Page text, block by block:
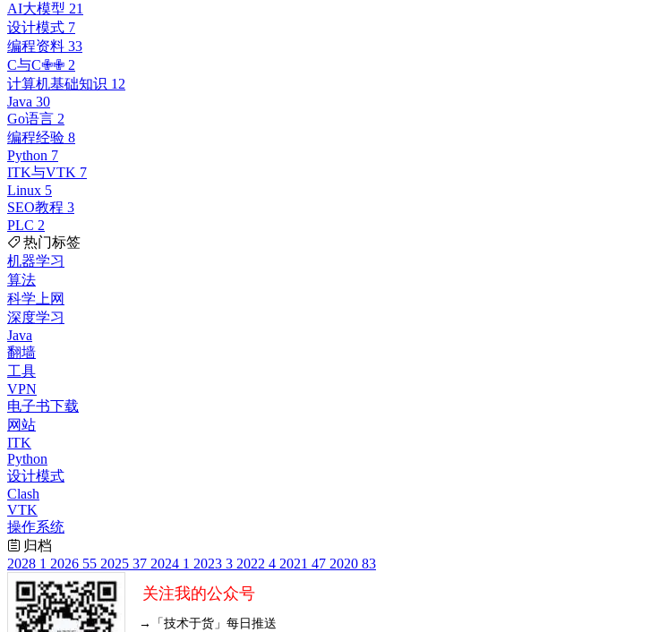
AI大模型 21
设计模式 7
编程资料 33
C与C✙✙ 2
计算机基础知识 12
Java 30
Go语言 2
编程经验 8
Python 7
ITK与VTK 7
Linux 5
SEO教程 3
PLC 2
热门标签
机器学习
算法
科学上网
深度学习
Java
翻墙
工具
VPN
电子书下载
网站
ITK
Python
设计模式
Clash
VTK
操作系统
归档
2028 1 2026 55 2025 37 2024 1 2023 3 2022 4 2021 47 2020 83
关注我的公众号
→「技术于货」每日推送